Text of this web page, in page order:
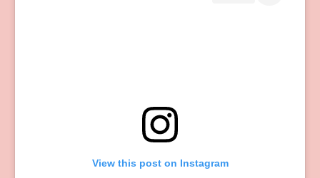
View this post on Instagram